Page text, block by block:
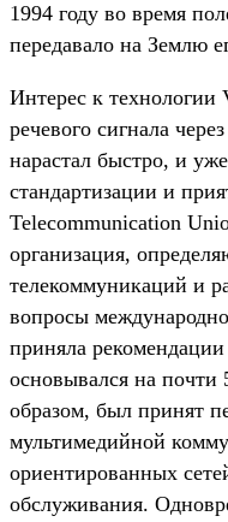
1994 году во время
передавало на Землю
Интерес к технологии
речевого сигнала
нарастал быстро, и
стандартизации и
Telecommunication
организация,
телекоммуникаций и
вопросы
приняла
основывался на почти
образом, был принят
мультимедийной
ориентированных
обслуживания.